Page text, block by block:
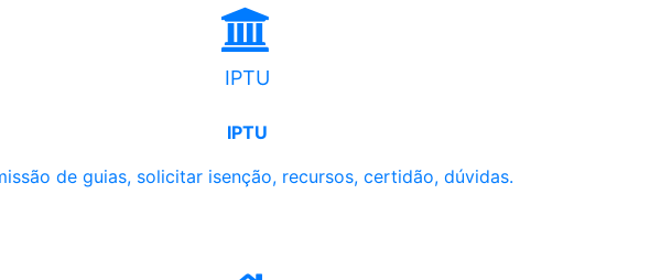
IPTU
IPTU
de guias, solicitar isenção, recursos, certidão, dúvidas.